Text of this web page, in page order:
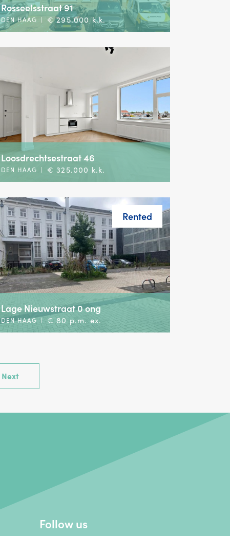
Rosseelsstraat 91
DEN HAAG | € 295.000 k.k.
Loosdrechtsestraat 46
DEN HAAG | € 325.000 k.k.
Rented
Lage Nieuwstraat 0 ong
DEN HAAG | € 80 p.m. ex.
Next
Follow us